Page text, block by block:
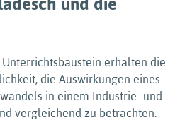
und die
erhalten die
die Auswirkungen eines
in einem Industrie- und
vergleichend zu betrachten.